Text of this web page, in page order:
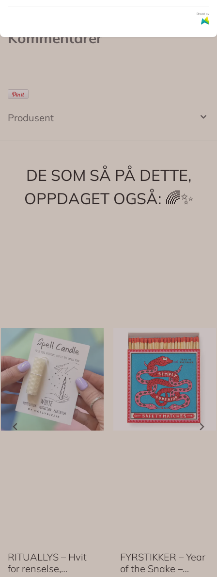
Kommentarer
Produsent
DE SOM SÅ PÅ DETTE,
OPPDAGET OGSÅ: 🌈✨
RITUALLYS – Hvit
for renselse,
FYRSTIKKER – Year
of the Snake –
Drevet av